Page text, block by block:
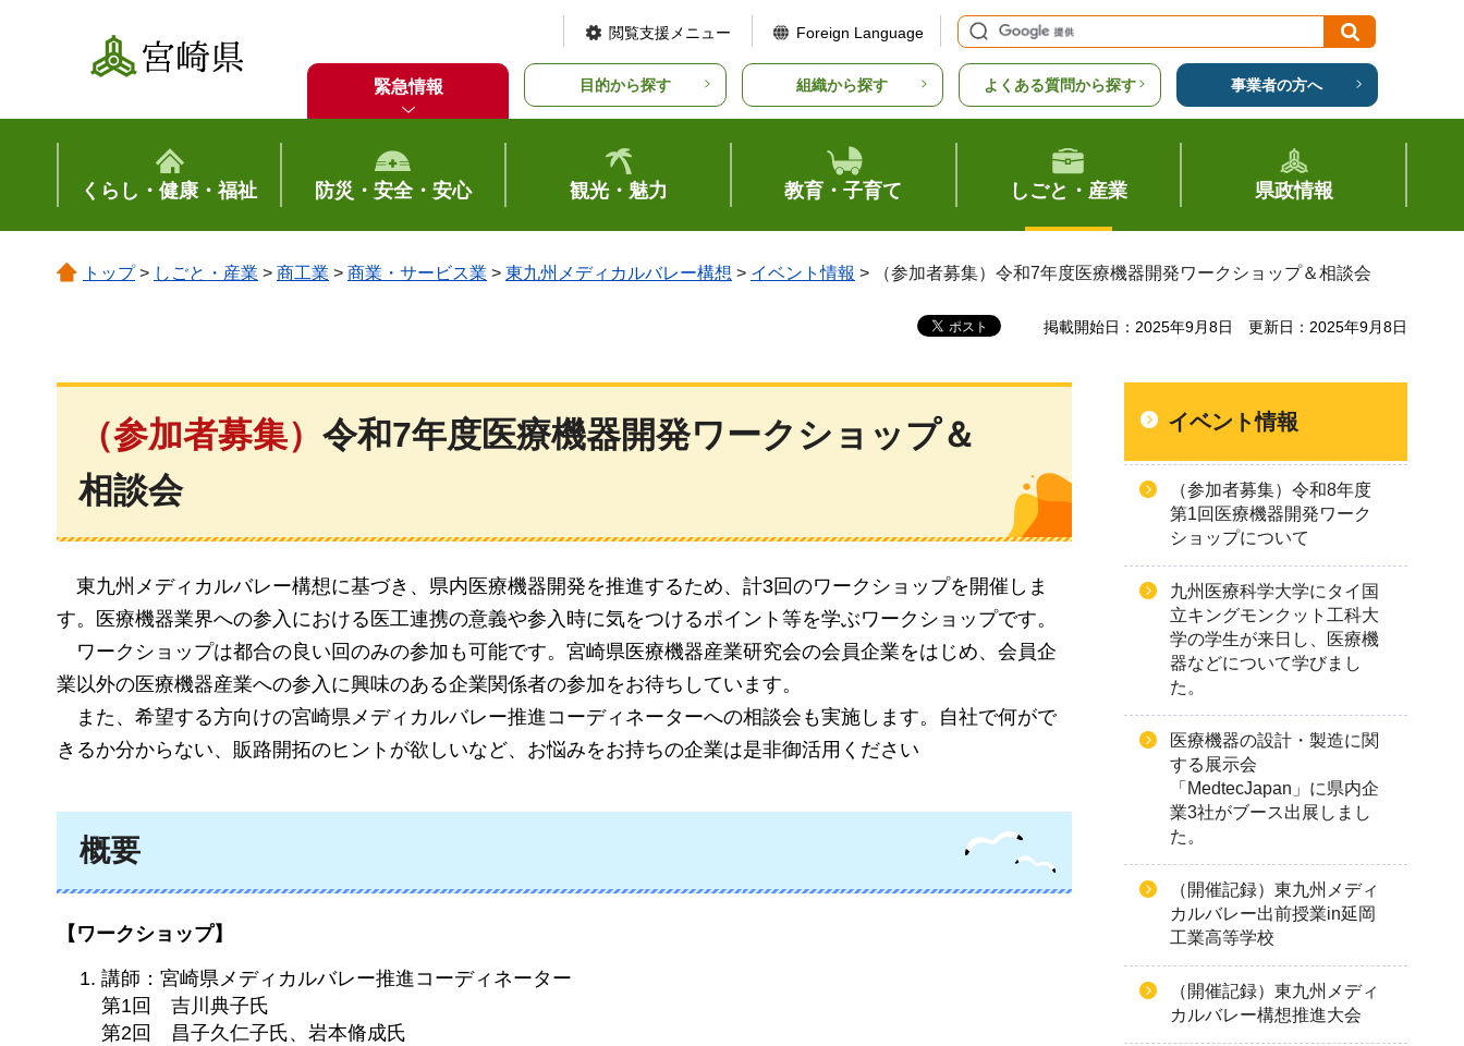
宮崎県
閲覧支援メニュー Foreign Language
緊急情報 目的から探す 組織から探す よくある質問から探す 事業者の方へ
くらし・健康・福祉 防災・安全・安心 観光・魅力 教育・子育て しごと・産業 県政情報
トップ> しごと・産業 > 商工業 > 商業・サービス業 > 東九州メディカルバレー構想 > イベント情報 > （参加者募集）令和7年度医療機器開発ワークショップ＆相談会
掲載開始日：2025年9月8日 更新日：2025年9月8日
（参加者募集） 令和7年度医療機器開発ワークショップ＆
相談会
東九州メディカルバレー構想に基づき、県内医療機器開発を推進するため、計3回のワークショップを開催しま
す。医療機器業界への参入における医工連携の意義や参入時に気をつけるポイント等を学ぶワークショップです。
ワークショップは都合の良い回のみの参加も可能です。宮崎県医療機器産業研究会の会員企業をはじめ、会員企
業以外の医療機器産業への参入に興味のある企業関係者の参加をお待ちしています。
また、希望する方向けの宮崎県メディカルバレー推進コーディネーターへの相談会も実施します。自社で何がで
きるか分からない、販路開拓のヒントが欲しいなど、お悩みをお持ちの企業は是非御活用ください
概要
【ワークショップ】
講師：宮崎県メディカルバレー推進コーディネーター
第1回
吉川典子氏
第2回
昌子久仁子氏、岩本脩成氏
イベント情報
（参加者募集）令和8年度
第1回医療機器開発ワーク
ショップについて
九州医療科学大学にタイ国
立キングモンクット工科大
学の学生が来日し、医療機
器などについて学びまし
た。
医療機器の設計・製造に関
する展示会
「MedtecJapan」に県内企
業3社がブース出展しまし
た。
（開催記録）東九州メディ
カルバレー出前授業in延岡
工業高等学校
（開催記録）東九州メディ
カルバレー構想推進大会